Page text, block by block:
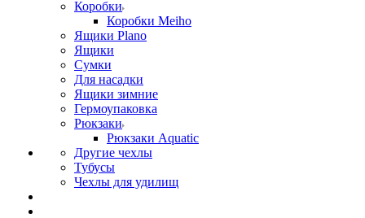
Коробки
Коробки Meiho
Ящики Plano
Ящики
Сумки
Для насадки
Ящики зимние
Гермоупаковка
Рюкзаки
Рюкзаки Aquatic
Другие чехлы
Тубусы
Чехлы для удилищ